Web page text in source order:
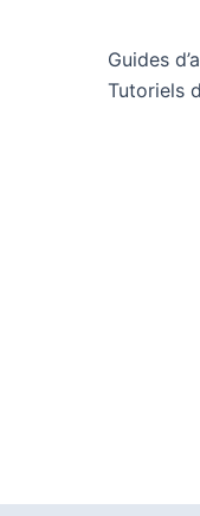
Guides
Tutoriels